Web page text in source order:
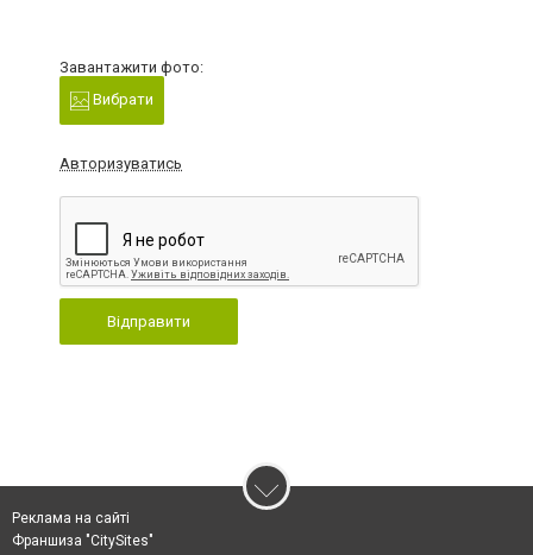
Завантажити фото:
Вибрати
Авторизуватись
Відправити
Реклама на сайті
Франшиза "CitySites"